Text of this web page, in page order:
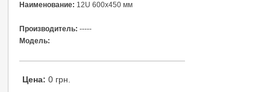
Наименование: 12U 600x450 мм
Производитель: -----
Модель:
Цена: 0 грн.